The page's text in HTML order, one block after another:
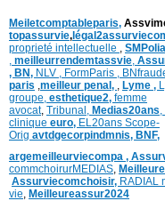
Meiletcomptableparis,
topassurvie,
proprieté intellectuelle
meilleurrendemtassvie
, BN, NLV , FormParis ,
paris meilleur penal, Lyme ,
groupe, esthetique2, femme
avocat, Tribunal, Medias20ans
clinique euro, EL20ans Scope-
Orig avtdgecorpindmnis, BNF,
argemeilleurviecompa ,
commchoirurMEDIAS
Assurviecomchoisir, RADIAL
vie Meilleureassur2024